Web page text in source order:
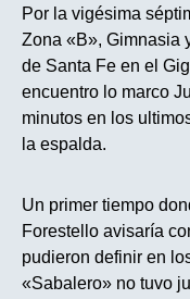
Por la vigésima
Zona «B», Gimnasia
de Santa Fe en el
encuentro lo marco
minutos en los
la espalda.
Un primer tiempo
Forestello avisaría
pudieron definir en
«Sabalero» no tuvo